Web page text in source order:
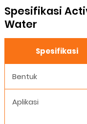
Spesifikasi
Water
Spesifikasi
Bentuk
Aplikasi